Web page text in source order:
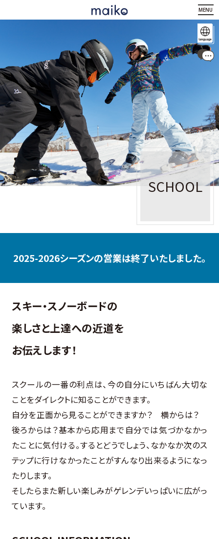
MENU
SCHOOL
2025-2026シーズンの営業は終了いたしました。
スキー・スノーボードの
楽しさと上達への近道を
お伝えします！
スクールの一番の利点は、今の自分にいちばん大切な
ことをダイレクトに知ることができます。
自分を正面から見ることができますか？ 横からは？
後ろからは？基本から応用まで自分では気づかなかっ
たことに気付ける。するとどうでしょう、なかなか次のス
テップに行けなかったことがすんなり出来るようになっ
たりします。
そしたらまた新しい楽しみがゲレンデいっぱいに広がっ
ています。